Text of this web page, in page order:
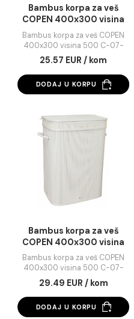
Bambus korpa za veš
500 C-07-051N
Bambus korpa za veš COPEN
400x300 visina 500 C-07-
051N
25.57 EUR / kom
DODAJ U KORPU